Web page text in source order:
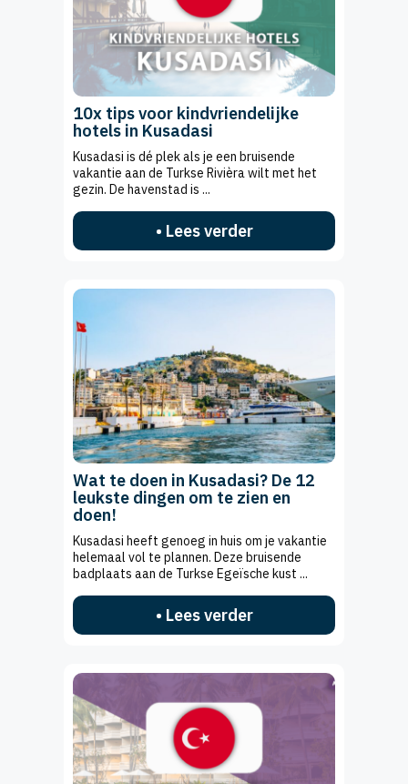
10x tips voor kindvriendelijke
hotels in Kusadasi
Kusadasi is dé plek als je een bruisende
vakantie aan de Turkse Rivièra wilt met het
gezin. De havenstad is ...
• Lees verder
Wat te doen in Kusadasi? De 12
leukste dingen om te zien en
doen!
Kusadasi heeft genoeg in huis om je vakantie
helemaal vol te plannen. Deze bruisende
badplaats aan de Turkse Egeïsche kust ...
• Lees verder